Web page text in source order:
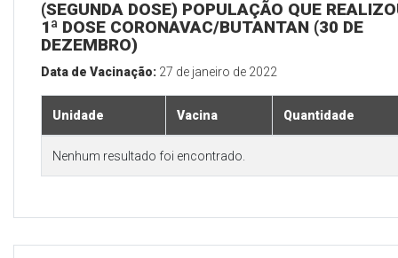
(SEGUNDA DOSE) POPULAÇÃO QUE
1ª DOSE CORONAVAC/BUTANTAN (30 DE
DEZEMBRO)
Data de Vacinação: 27 de janeiro de 2022
Unidade Vacina Quantidade
Nenhum resultado foi encontrado.